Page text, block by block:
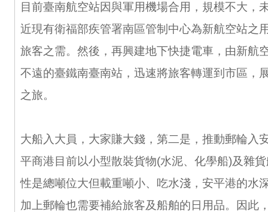
目前臺南航空站因與軍用機場合用，規模不大，
近現有衛福部疾管署南區管制中心為新航空站之
旅客之需。然後，再興建地下快捷電車，由新航
不遠的臺鐵南臺南站，迅速將旅客轉運到市區，
之旅。
大船入大員，大家賺大錢，第二是，推動郵輪入
平商港目前以小型散裝貨物(水泥、化學船)及雜
性是總噸位大但載重噸小、吃水淺，安平港的水
加上郵輪也需要補給旅客及船舶的日用品。因此